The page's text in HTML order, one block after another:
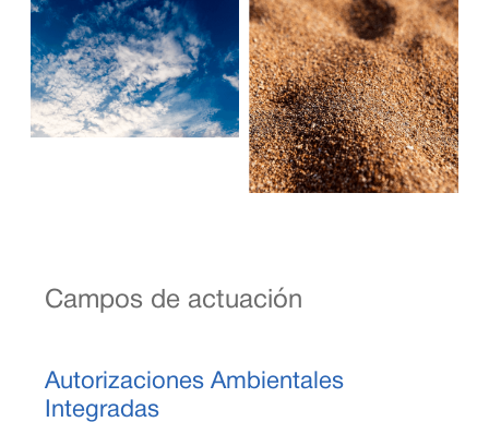
Campos de actuación
Autorizaciones Ambientales
Integradas